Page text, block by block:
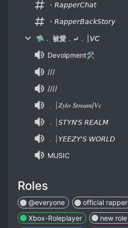
・𝘙𝘢𝘱𝘱𝘦𝘳𝘊𝘩𝘢𝘵
・𝘙𝘢𝘱𝘱𝘦𝘳𝘉𝘢𝘤𝘬𝘚𝘵𝘰𝘳𝘺
🛸﹒ 被愛﹒⤾﹒┊𝘝𝘊
Devolpment🛠
///
////
﹒┊𝑍𝑦𝑙𝑜 𝑆𝑡𝑟𝑒𝑎𝑚/𝑉𝑐
﹒┊𝘚𝘛𝘠𝘕'𝘚 𝘙𝘌𝘈𝘓𝘔
﹒┊𝘠𝘌𝘌𝘡𝘠'𝘚 𝘞𝘖𝘙𝘓𝘋
MUSIC
Roles
@everyone
official rapper
Xbox-Roleplayer
new role